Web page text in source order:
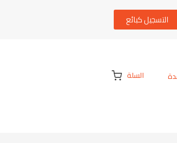
التسجيل كبائع
السلة